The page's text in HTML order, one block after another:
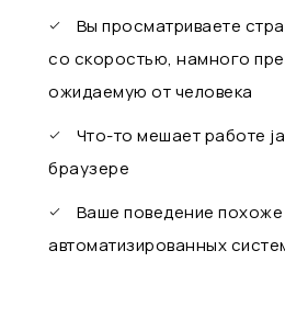
Вы просматриваете
со скоростью, намного
ожидаемую от человека
Что-то мешает работе
браузере
Ваше поведение
автоматизированных